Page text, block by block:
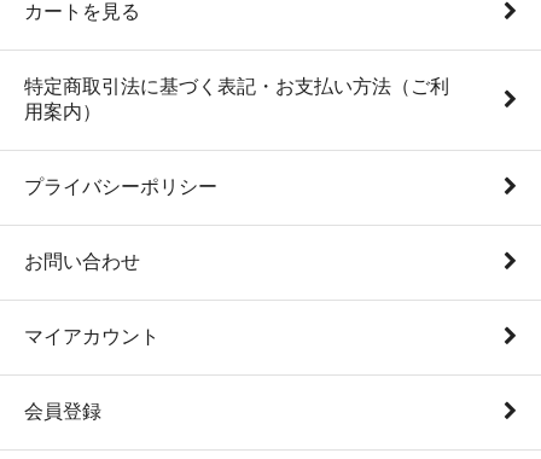
カートを見る
特定商取引法に基づく表記・お支払い方法（ご利
用案内）
プライバシーポリシー
お問い合わせ
マイアカウント
会員登録